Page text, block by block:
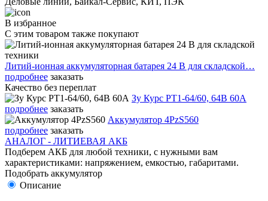
В избранное
С этим товаром также покупают
Литий-ионная аккумуляторная батарея 24 В для складской…
подробнее заказать
Качество без переплат
Зу Курс PT1-64/60, 64В 60А
подробнее заказать
Аккумулятор 4PzS560
подробнее заказать
АНАЛОГ - ЛИТИЕВАЯ АКБ
Подберем АКБ для любой техники, с нужными вам
характеристиками: напряжением, емкостью, габаритами.
Подобрать аккумулятор
Описание